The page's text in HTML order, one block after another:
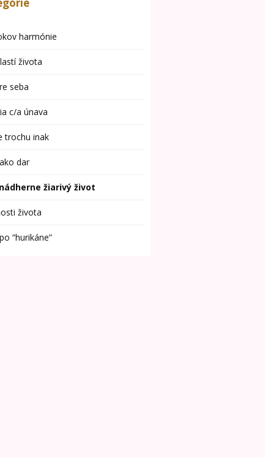
harmónie
života
seba
c/a únava
trochu inak
dar
žiarivý život
života
“hurikáne”